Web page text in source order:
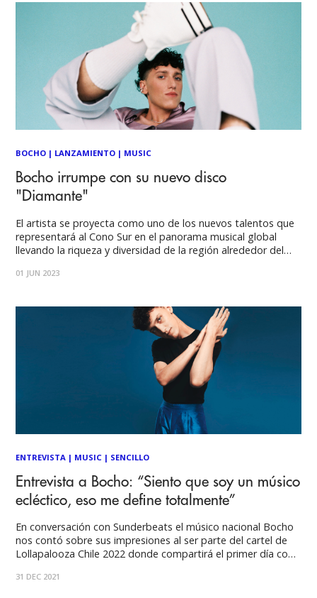
BOCHO | LANZAMIENTO | MUSIC
Bocho irrumpe con su nuevo disco
"Diamante"
El artista se proyecta como uno de los nuevos talentos que
representará al Cono Sur en el panorama musical global
llevando la riqueza y diversidad de la región alrededor del
géneros ni etiquetas. El compositor, cantante y productor
01 JUN 2023
ENTREVISTA | MUSIC | SENCILLO
Entrevista a Bocho: “Siento que soy un músico
ecléctico, eso me define totalmente”
En conversación con Sunderbeats el músico nacional Bocho
nos contó sobre sus impresiones al ser parte del cartel de
Lollapalooza Chile 2022 donde compartirá el primer día con
otros. Además, el artista aprovecho la instancia para
31 DEC 2021